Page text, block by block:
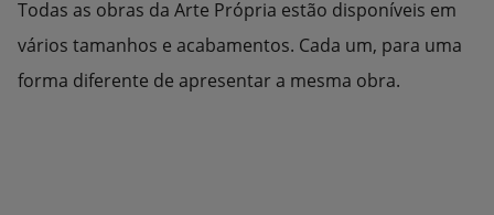
Todas as obras da Arte Própria estão disponíveis em
vários tamanhos e acabamentos. Cada um, para uma
forma diferente de apresentar a mesma obra.